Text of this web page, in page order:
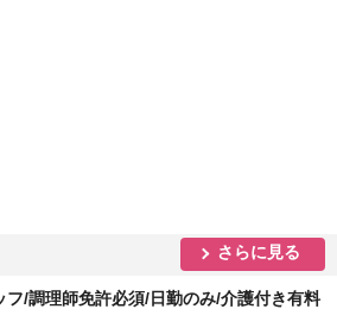
さらに見る
フ/調理師免許必須/日勤のみ/介護付き有料